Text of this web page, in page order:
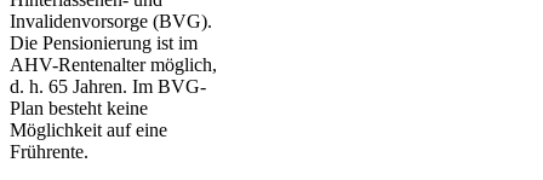
Invalidenvorsorge (BVG).
Die Pensionierung ist im
AHV-Rentenalter möglich,
d. h. 65 Jahren. Im BVG-
Plan besteht keine
Möglichkeit auf eine
Frührente.